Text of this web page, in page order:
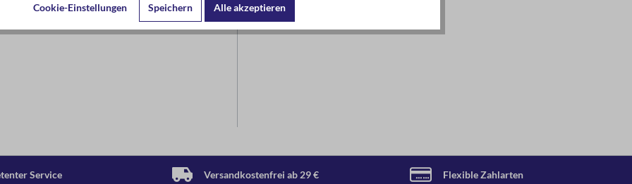
Service Versandkostenfrei ab 29 € Flexible Zahlarten
Cookie-Einstellungen Speichern Alle akzeptieren